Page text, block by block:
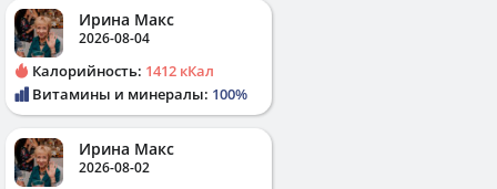
Ирина Макс
2026-08-04
Калорийность: 1412 кКал
Витамины и минералы: 100%
Ирина Макс
2026-08-02